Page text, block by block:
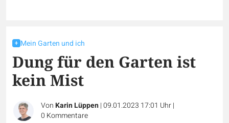
Mein Garten und ich
Dung für den Garten ist
kein Mist
VonKarin Lüppen|09.01.2023 17:01 Uhr|
0 Kommentare